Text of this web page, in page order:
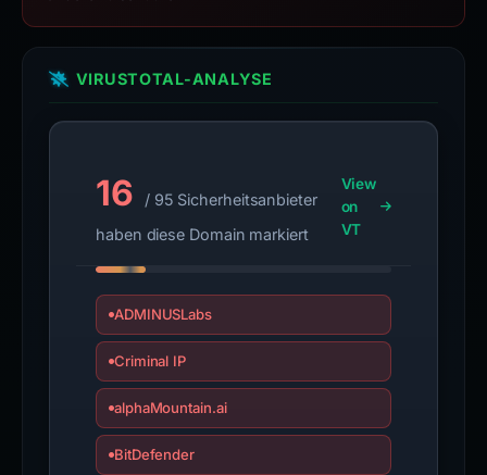
VIRUSTOTAL-ANALYSE
16
/ 95 Sicherheitsanbieter
haben diese Domain markiert
View
on
VT
ADMINUSLabs
Criminal IP
alphaMountain.ai
BitDefender